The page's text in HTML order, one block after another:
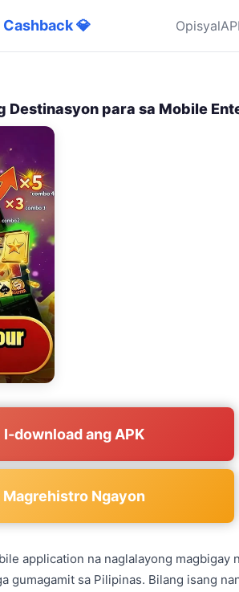
💎 Opisyal
Destinasyon para sa Mobile
I-download ang APK
Magrehistro Ngayon
application na naglalayong magbigay
gumagamit sa Pilipinas. Bilang isang